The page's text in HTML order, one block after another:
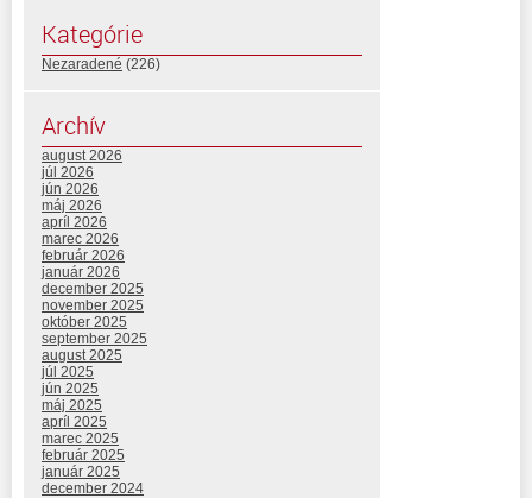
Kategórie
Nezaradené (226)
Archív
august 2026
júl 2026
jún 2026
máj 2026
apríl 2026
marec 2026
február 2026
január 2026
december 2025
november 2025
október 2025
september 2025
august 2025
júl 2025
jún 2025
máj 2025
apríl 2025
marec 2025
február 2025
január 2025
december 2024